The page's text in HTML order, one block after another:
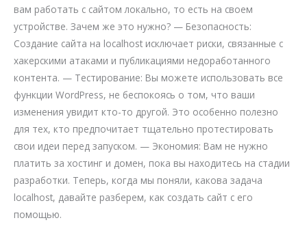
вам работать с сайтом локально, то есть на своем
устройстве. Зачем же это нужно? — Безопасность:
Создание сайта на localhost исключает риски, связанные с
хакерскими атаками и публикациями недоработанного
контента. — Тестирование: Вы можете использовать все
функции WordPress, не беспокоясь о том, что ваши
изменения увидит кто-то другой. Это особенно полезно
для тех, кто предпочитает тщательно протестировать
свои идеи перед запуском. — Экономия: Вам не нужно
платить за хостинг и домен, пока вы находитесь на стадии
разработки. Теперь, когда мы поняли, какова задача
localhost, давайте разберем, как создать сайт с его
помощью.